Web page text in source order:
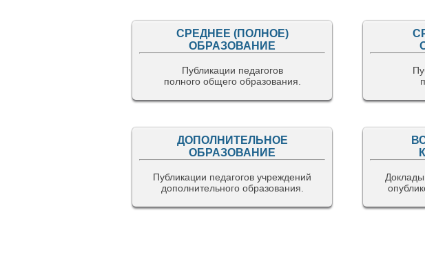
СРЕДНЕЕ (ПОЛНОЕ)
ОБРАЗОВАНИЕ
Публикации педагогов
полного общего образования.
ДОПОЛНИТЕЛЬНОЕ
ОБРАЗОВАНИЕ
Публикации педагогов учреждений
дополнительного образования.